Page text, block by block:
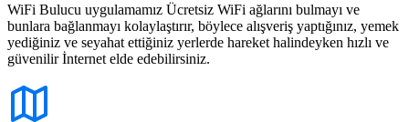
WiFi Bulucu uygulamamız Ücretsiz WiFi ağlarını bulmayı ve
bunlara bağlanmayı kolaylaştırır, böylece alışveriş yaptığınız, yemek
yediğiniz ve seyahat ettiğiniz yerlerde hareket halindeyken hızlı ve
güvenilir İnternet elde edebilirsiniz.